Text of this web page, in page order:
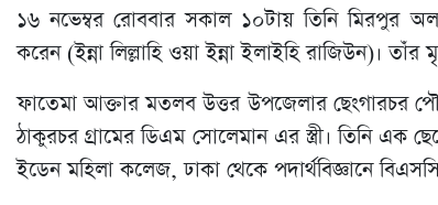
১৬ নভেম্বর রোববার সকাল ১০টায় তিনি মিরপুর
করেন (ইন্না লিল্লাহি ওয়া ইন্না ইলাইহি রাজিউন)।
ফাতেমা আক্তার মতলব উত্তর উপজেলার ছেংগারচর
ঠাকুরচর গ্রামের ডিএম সোলেমান এর স্ত্রী। তিনি এক
ইডেন মহিলা কলেজ, ঢাকা থেকে পদার্থবিজ্ঞানে